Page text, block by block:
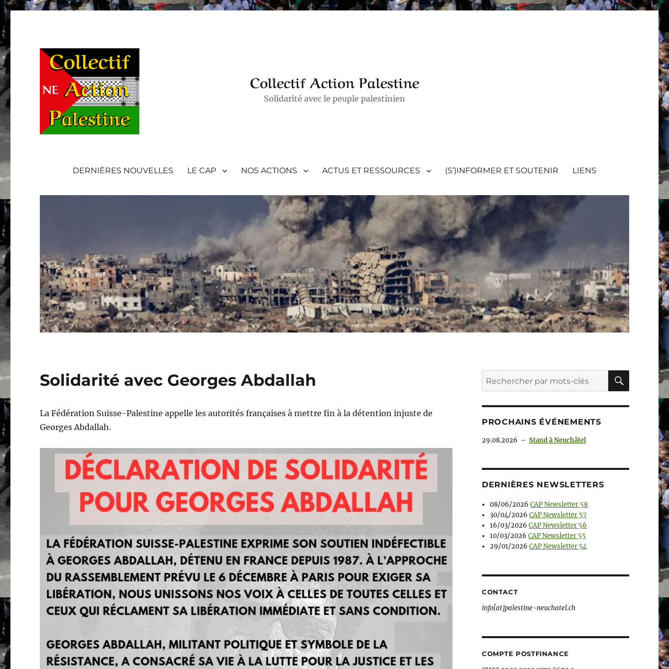
Collectif Action Palestine
Solidarité avec le peuple palestinien
DERNIÈRES NOUVELLES LE CAP NOS ACTIONS ACTUS ET RESSOURCES (S’)INFORMER ET SOUTENIR LIENS
Solidarité avec Georges Abdallah
La Fédération Suisse-Palestine appelle les autorités françaises à mettre fin à la détention injuste de
Georges Abdallah.
Recherche
pour :
PROCHAINS ÉVÉNEMENTS
29.08.2026 – Stand à Neuchâtel
DERNIÈRES NEWSLETTERS
08/06/2026 CAP Newsletter 58
30/04/2026 CAP Newsletter 57
16/03/2026 CAP Newsletter 56
10/03/2026 CAP Newsletter 55
29/01/2026 CAP Newsletter 54
CONTACT
info[at]palestine-neuchatel.ch
COMPTE POSTFINANCE